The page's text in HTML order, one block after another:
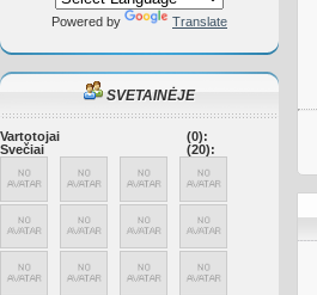
Powered by Translate
SVETAINĖJE
Vartotojai
(0):
Svečiai
(20):